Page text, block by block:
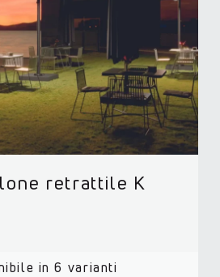
retrattile K
in 6 varianti